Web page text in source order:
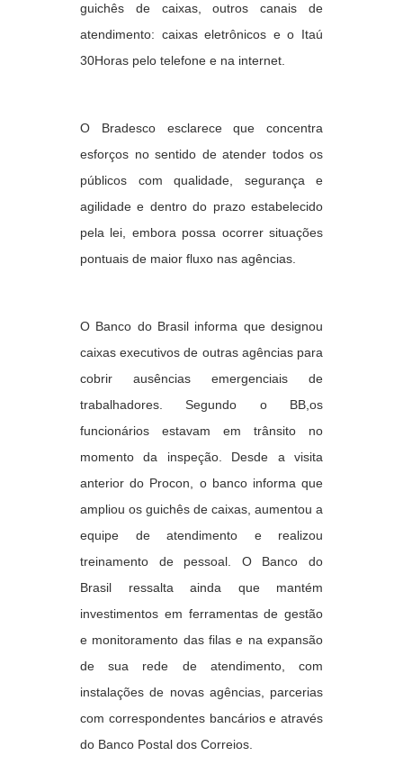
guichês de caixas, outros canais de
atendimento: caixas eletrônicos e o Itaú
30Horas pelo telefone e na internet.
O Bradesco esclarece que concentra
esforços no sentido de atender todos os
públicos com qualidade, segurança e
agilidade e dentro do prazo estabelecido
pela lei, embora possa ocorrer situações
pontuais de maior fluxo nas agências.
O Banco do Brasil informa que designou
caixas executivos de outras agências para
cobrir ausências emergenciais de
trabalhadores. Segundo o BB,os
funcionários estavam em trânsito no
momento da inspeção. Desde a visita
anterior do Procon, o banco informa que
ampliou os guichês de caixas, aumentou a
equipe de atendimento e realizou
treinamento de pessoal. O Banco do
Brasil ressalta ainda que mantém
investimentos em ferramentas de gestão
e monitoramento das filas e na expansão
de sua rede de atendimento, com
instalações de novas agências, parcerias
com correspondentes bancários e através
do Banco Postal dos Correios